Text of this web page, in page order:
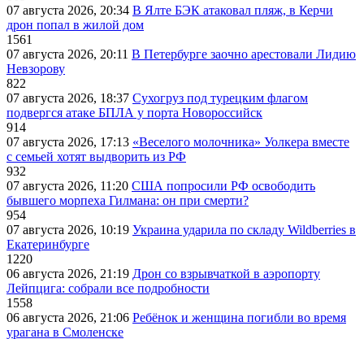
07 августа 2026, 20:34 В Ялте БЭК атаковал пляж, в Керчи
дрон попал в жилой дом
1561
07 августа 2026, 20:11 В Петербурге заочно арестовали Лидию
Невзорову
822
07 августа 2026, 18:37 Сухогруз под турецким флагом
подвергся атаке БПЛА у порта Новороссийск
914
07 августа 2026, 17:13 «Веселого молочника» Уолкера вместе
с семьей хотят выдворить из РФ
932
07 августа 2026, 11:20 США попросили РФ освободить
бывшего морпеха Гилмана: он при смерти?
954
07 августа 2026, 10:19 Украина ударила по складу Wildberries в
Екатеринбурге
1220
06 августа 2026, 21:19 Дрон со взрывчаткой в аэропорту
Лейпцига: собрали все подробности
1558
06 августа 2026, 21:06 Ребёнок и женщина погибли во время
урагана в Смоленске